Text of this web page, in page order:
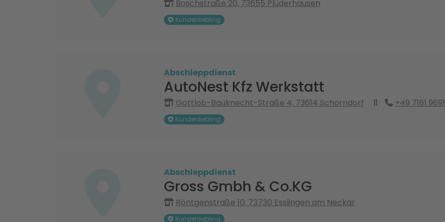
Boschstraße 20, 73655 Plüderhausen
Kundenliebling
Abschleppdienst
AutoNest Kfz Werkstatt
Gottlob-Bauknecht-Straße 4, 73614 Schorndorf +49 7181
Kundenliebling
Abschleppdienst
Gross Gmbh & Co.KG
Röntgenstraße 10, 73730 Esslingen am Neckar
Kundenliebling